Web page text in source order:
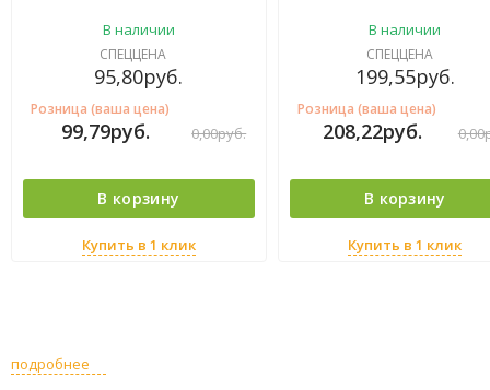
В наличии
СПЕЦЦЕНА
95,80руб.
Розница (ваша цена)
99,79руб. 0,00руб.
В корзину
Купить в 1 клик
В наличии
СПЕЦЦЕНА
199,55руб.
Розница (ваша цена)
208,22руб. 0,00
В корзину
Купить в 1 клик
подробнее